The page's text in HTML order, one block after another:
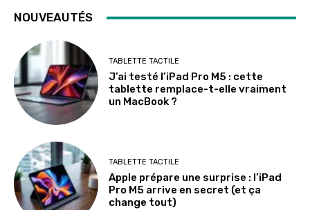
NOUVEAUTÉS
TABLETTE TACTILE
J’ai testé l’iPad Pro M5 : cette
tablette remplace-t-elle vraiment
un MacBook ?
TABLETTE TACTILE
Apple prépare une surprise : l’iPad
Pro M5 arrive en secret (et ça
change tout)